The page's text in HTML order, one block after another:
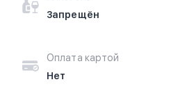
Запрещён
Оплата картой
Нет